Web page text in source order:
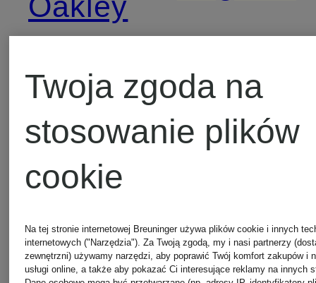
Off-
White
Officine
Creative
Reiss
Rough
Twoja zgoda na
stosowanie plików
cookie
Na tej stronie internetowej Breuninger używa plików cookie i innych
internetowych ("Narzędzia"). Za Twoją zgodą, my i nasi partnerzy
zewnętrzni) używamy narzędzi, aby poprawić Twój komfort zakupów i
usługi online, a także aby pokazać Ci interesujące reklamy na innych